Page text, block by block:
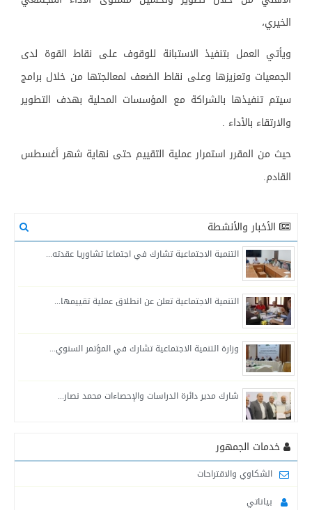
الخيري،
ويأتي العمل بتنفيذ الاستبانة للوقوف على نقاط القوة لدى
الجمعيات وتعزيزها وعلى نقاط الضعف لمعالجتها من خلال برامج
سيتم تنفيذها بالشراكة مع المؤسسات المحلية بهدف التطوير
والارتقاء بالأداء .
حيث من المقرر استمرار عملية التقييم حتى نهاية شهر أغسطس
القادم.
الأخبار والأنشطة
التنمية الاجتماعية تشارك في اجتماعا تشاوريا عقدته...
التنمية الاجتماعية تعلن عن انطلاق عملية تقييمها...
وزارة التنمية الاجتماعية تشارك في المؤتمر السنوي...
شارك مدير دائرة الدراسات والإحصاءات محمد نصار...
التنمية الاجتماعية في محافظة خانيونس تواصل تقديم...
لجنة طوارئ التنمية الاجتماعية في محافظة الشمال...
خدمات الجمهور
الشكاوي والاقتراحات
بياناتي